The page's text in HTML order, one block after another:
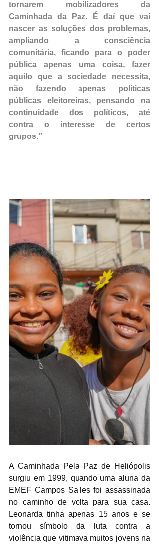
tornarem mobilizadores da
Caminhada da Paz. É daí que vai
nascer as soluções dos problemas,
ampliando a consciência
comunitária, ficando para o poder
pública apenas uma coisa, fazer
aquilo que a sociedade necessita,
não fazendo apenas políticas
públicas eleitoreiras, pensando na
continuidade dos políticos, até
contra o interesse de certos
grupos.”
A Caminhada Pela Paz de Heliópolis
surgiu em 1999, quando uma aluna da
EMEF Campos Salles foi assassinada
no caminho de volta para sua casa.
Leonarda tinha apenas 15 anos e se
tornou símbolo da luta contra a
violência que vitimava muitos jovens na